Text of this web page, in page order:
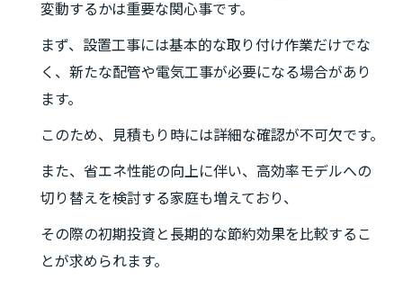
変動するかは重要な関心事です。
まず、設置工事には基本的な取り付け作業だけでな
く、新たな配管や電気工事が必要になる場合があり
ます。
このため、見積もり時には詳細な確認が不可欠です。
また、省エネ性能の向上に伴い、高効率モデルへの
切り替えを検討する家庭も増えており、
その際の初期投資と長期的な節約効果を比較するこ
とが求められます。